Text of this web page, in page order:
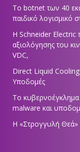
Το botnet των 40
παιδικό λογισμικό
Η Schneider Electric
αξιολόγησης του
VDC,
Direct Liquid
Υποδομές
Το κυβερνοέγκλημα
malware και
Η «Στρογγυλή Θεά»